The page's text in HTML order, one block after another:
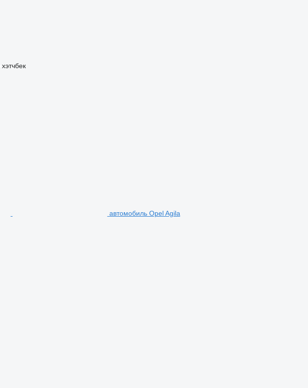
хэтчбек
автомобиль Opel Agila